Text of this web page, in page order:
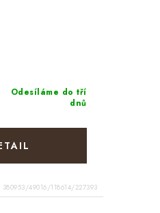
Odesíláme do tří
dnů
380953/49016/118614/227393